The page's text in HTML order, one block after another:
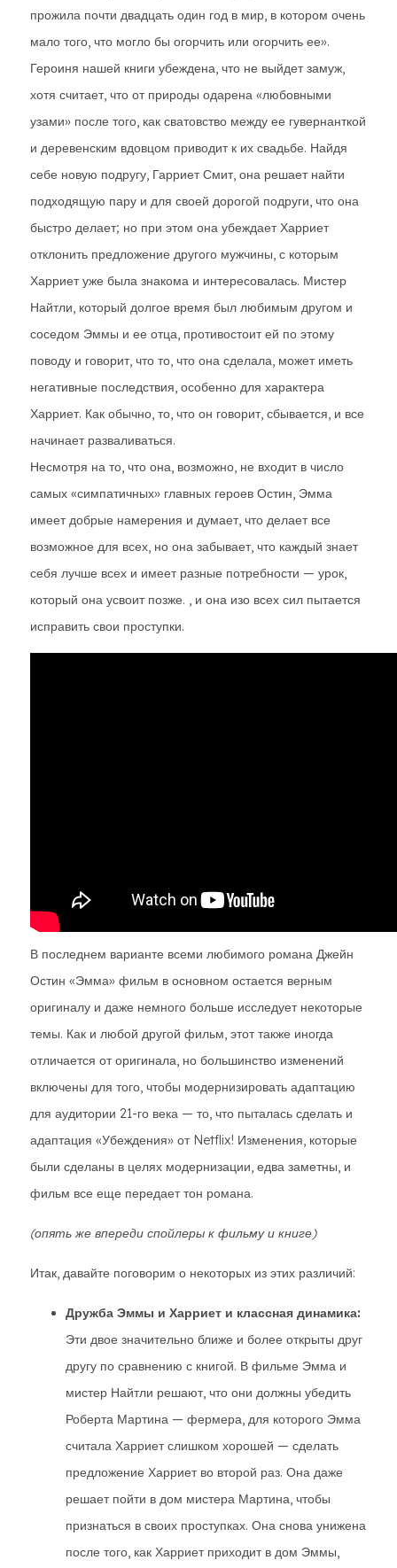
прожила почти двадцать один год в мир, в котором очень
мало того, что могло бы огорчить или огорчить ее».
Героиня нашей книги убеждена, что не выйдет замуж,
хотя считает, что от природы одарена «любовными
узами» после того, как сватовство между ее гувернанткой
и деревенским вдовцом приводит к их свадьбе. Найдя
себе новую подругу, Гарриет Смит, она решает найти
подходящую пару и для своей дорогой подруги, что она
быстро делает; но при этом она убеждает Харриет
отклонить предложение другого мужчины, с которым
Харриет уже была знакома и интересовалась. Мистер
Найтли, который долгое время был любимым другом и
соседом Эммы и ее отца, противостоит ей по этому
поводу и говорит, что то, что она сделала, может иметь
негативные последствия, особенно для характера
Харриет. Как обычно, то, что он говорит, сбывается, и все
начинает разваливаться.
Несмотря на то, что она, возможно, не входит в число
самых «симпатичных» главных героев Остин, Эмма
имеет добрые намерения и думает, что делает все
возможное для всех, но она забывает, что каждый знает
себя лучше всех и имеет разные потребности — урок,
который она усвоит позже. , и она изо всех сил пытается
исправить свои проступки.
В последнем варианте всеми любимого романа Джейн
Остин «Эмма» фильм в основном остается верным
оригиналу и даже немного больше исследует некоторые
темы. Как и любой другой фильм, этот также иногда
отличается от оригинала, но большинство изменений
включены для того, чтобы модернизировать адаптацию
для аудитории 21-го века — то, что пыталась сделать и
адаптация «Убеждения» от Netflix! Изменения, которые
были сделаны в целях модернизации, едва заметны, и
фильм все еще передает тон романа.
(опять же впереди спойлеры к фильму и книге)
Итак, давайте поговорим о некоторых из этих различий:
Дружба Эммы и Харриет и классная динамика:
Эти двое значительно ближе и более открыты друг
другу по сравнению с книгой. В фильме Эмма и
мистер Найтли решают, что они должны убедить
Роберта Мартина — фермера, для которого Эмма
считала Харриет слишком хорошей — сделать
предложение Харриет во второй раз. Она даже
решает пойти в дом мистера Мартина, чтобы
признаться в своих проступках. Она снова унижена
после того, как Харриет приходит в дом Эммы,